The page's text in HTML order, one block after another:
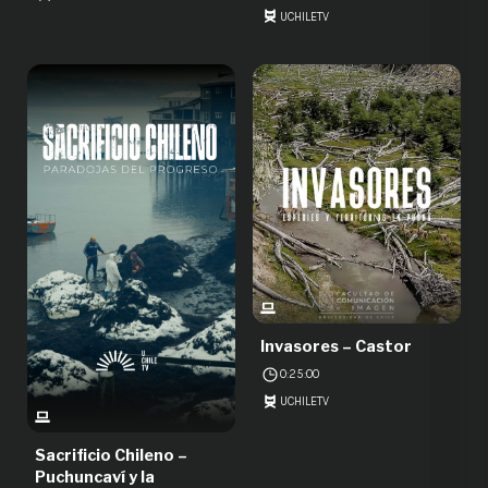
UCHILETV
Sacrificio Chileno –
Puchuncaví y la
Invasores – Castor
0:25:00
UCHILETV